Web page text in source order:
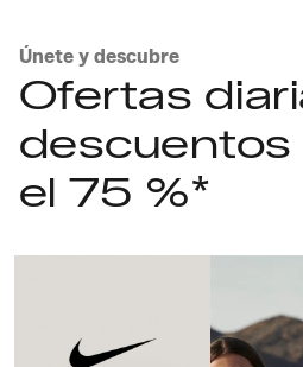
Únete y descubre
Ofertas
descuentos
el 75 %*